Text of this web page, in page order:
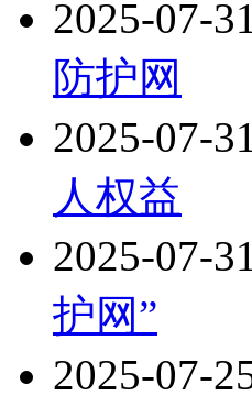
2025-07-31
防护网
2025-07-31
人权益
2025-07-31
护网”
2025-07-